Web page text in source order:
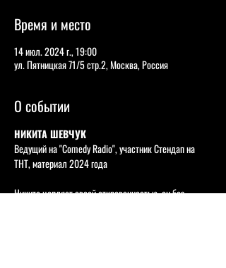
Время и место
14 июл. 2024 г., 19:00
ул. Пятницкая 71/5 стр.2, Москва, Россия
О событии
НИКИТА ШЕВЧУК
Ведущий на "Comedy Radio", участник Стендап на
ТНТ, материал 2024 года
Никита цепляет своей откровенностью, он без